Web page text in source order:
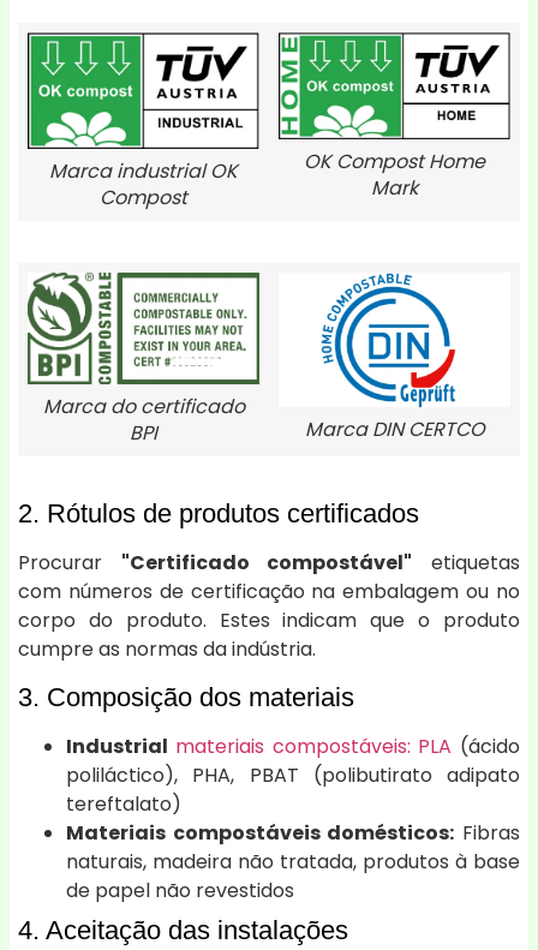
Marca industrial OK
Compost
OK Compost Home
Mark
Marca do certificado
BPI
Marca DIN CERTCO
2. Rótulos de produtos certificados
Procurar "Certificado compostável" etiquetas
com números de certificação na embalagem ou no
corpo do produto. Estes indicam que o produto
cumpre as normas da indústria.
3. Composição dos materiais
Industrial materiais compostáveis: PLA (ácido
poliláctico), PHA, PBAT (polibutirato adipato
tereftalato)
Materiais compostáveis domésticos: Fibras
naturais, madeira não tratada, produtos à base
de papel não revestidos
4. Aceitação das instalações